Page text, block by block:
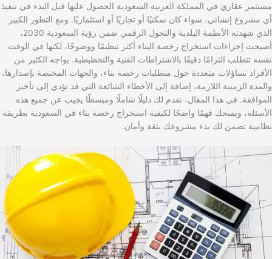
مستثمر عقاري في المملكة العربية السعودية الحصول عليها قبل البدء في تنفيذ
أي مشروع إنشائي، سواء كان سكنيًا أو تجاريًا أو استثماريًا. ومع التطور الكبير
الذي شهدته الأنظمة البلدية والتحول الرقمي ضمن رؤية السعودية 2030،
أصبحت إجراءات استخراج رخصة البناء أكثر تنظيمًا ووضوحًا، لكنها في الوقت
نفسه تتطلب التزامًا دقيقًا بالاشتراطات الفنية والتخطيطية. يواجه الكثير من
الأفراد تساؤلات متعددة حول متطلبات رخصة بناء، والجهات المختصة بإصدارها،
والمدة الزمنية اللازمة، إضافة إلى الأخطاء الشائعة التي قد تؤدي إلى تأخير
الموافقة. في هذا المقال، نقدم لك دليلًا شاملًا ومبسطًا يجيب عن جميع هذه
الأسئلة، ويمنحك فهمًا واضحًا لكيفية استخراج رخصة بناء في السعودية بطريقة
نظامية تضمن لك بدء مشروعك بثقة وأمان.